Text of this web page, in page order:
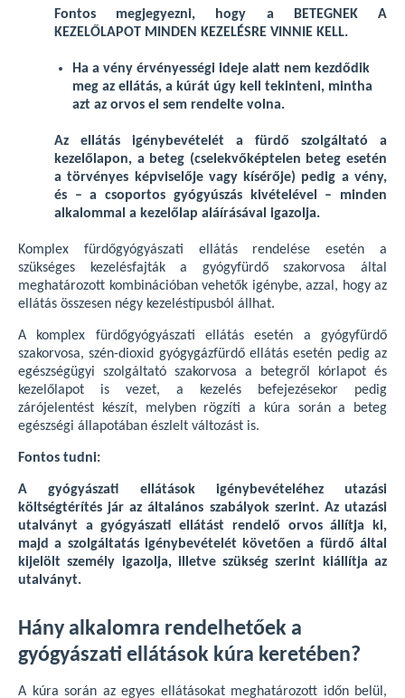
Fontos megjegyezni, hogy a BETEGNEK A
KEZELŐLAPOT MINDEN KEZELÉSRE VINNIE KELL.
Ha a vény érvényességi ideje alatt nem kezdődik
meg az ellátás, a kúrát úgy kell tekinteni, mintha
azt az orvos el sem rendelte volna.
Az ellátás igénybevételét a fürdő szolgáltató a
kezelőlapon, a beteg (cselekvőképtelen beteg esetén
a törvényes képviselője vagy kísérője) pedig a vény,
és – a csoportos gyógyúszás kivételével – minden
alkalommal a kezelőlap aláírásával igazolja.
Komplex fürdőgyógyászati ellátás rendelése esetén a
szükséges kezelésfajták a gyógyfürdő szakorvosa által
meghatározott kombinációban vehetők igénybe, azzal, hogy az
ellátás összesen négy kezeléstípusból állhat.
A komplex fürdőgyógyászati ellátás esetén a gyógyfürdő
szakorvosa, szén-dioxid gyógygázfürdő ellátás esetén pedig az
egészségügyi szolgáltató szakorvosa a betegről kórlapot és
kezelőlapot is vezet, a kezelés befejezésekor pedig
zárójelentést készít, melyben rögzíti a kúra során a beteg
egészségi állapotában észlelt változást is.
Fontos tudni:
A gyógyászati ellátások igénybevételéhez utazási
költségtérítés jár az általános szabályok szerint. Az utazási
utalványt a gyógyászati ellátást rendelő orvos állítja ki,
majd a szolgáltatás igénybevételét követően a fürdő által
kijelölt személy igazolja, illetve szükség szerint kiállítja az
utalványt.
Hány alkalomra rendelhetőek a
gyógyászati ellátások kúra keretében?
A kúra során az egyes ellátásokat meghatározott időn belül,